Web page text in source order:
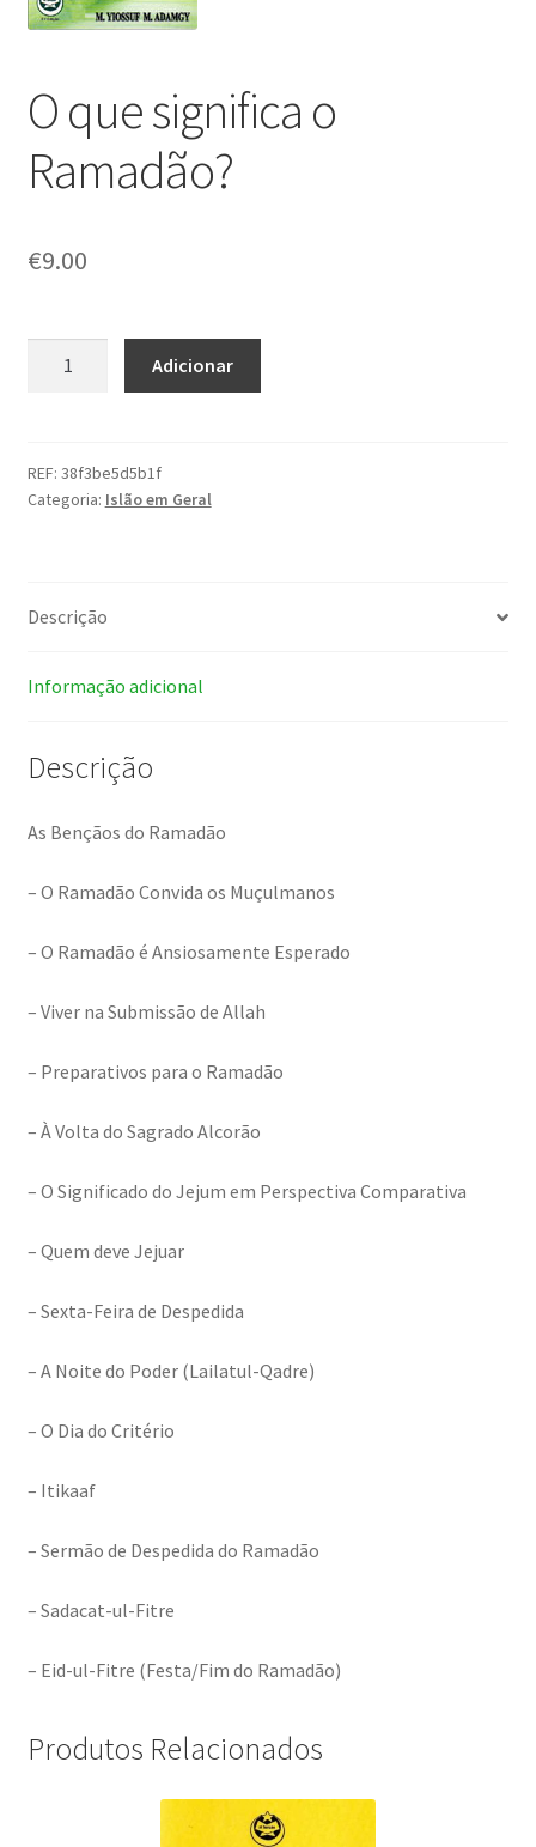
O que significa o
Ramadão?
€9.00
significa
o
Adicionar
REF: 38f3be5d5b1f
Categoria: Islão em Geral
Descrição
Informação adicional
Descrição
As Bençãos do Ramadão
– O Ramadão Convida os Muçulmanos
– O Ramadão é Ansiosamente Esperado
– Viver na Submissão de Allah
– Preparativos para o Ramadão
– À Volta do Sagrado Alcorão
– O Significado do Jejum em Perspectiva Comparativa
– Quem deve Jejuar
– Sexta-Feira de Despedida
– A Noite do Poder (Lailatul-Qadre)
– O Dia do Critério
– Itikaaf
– Sermão de Despedida do Ramadão
– Sadacat-ul-Fitre
– Eid-ul-Fitre (Festa/Fim do Ramadão)
Produtos Relacionados